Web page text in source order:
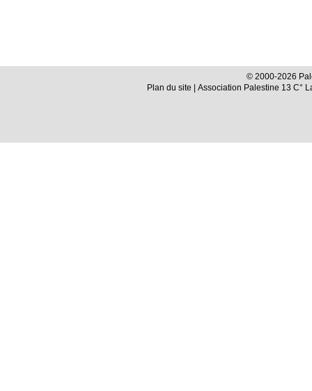
© 2000-2026
Plan du site | Association Palestine 13 C°